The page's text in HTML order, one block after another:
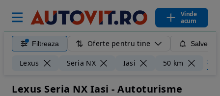
Vinde
acum
Filtreaza Oferte pentru tine
Lexus Seria NX Iasi 50 km
Lexus Seria NX Iasi - Autoturisme